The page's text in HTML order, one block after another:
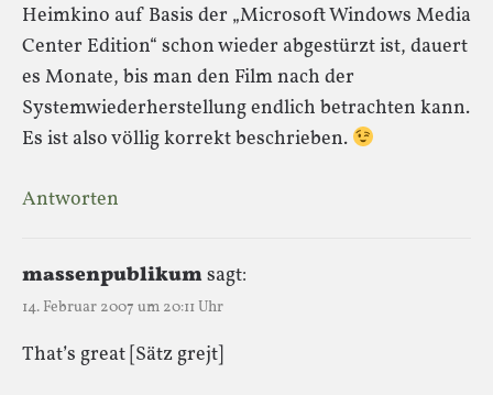
Heimkino auf Basis der „Microsoft Windows Media
Center Edition“ schon wieder abgestürzt ist, dauert
es Monate, bis man den Film nach der
Systemwiederherstellung endlich betrachten kann.
Es ist also völlig korrekt beschrieben.
Antworten
massenpublikumsagt:
14. Februar 2007 um 20:11 Uhr
That’s great [Sätz grejt]